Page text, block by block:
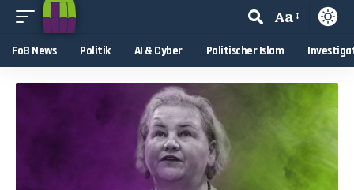
Aa
FoB News Politik AI & Cyber Politischer Islam